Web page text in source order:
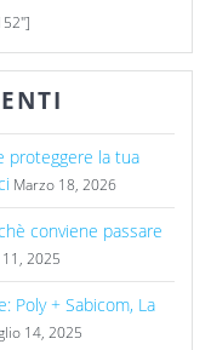
proteggere la tua
Marzo 18, 2026
conviene passare
2025
Poly + Sabicom, La
14, 2025